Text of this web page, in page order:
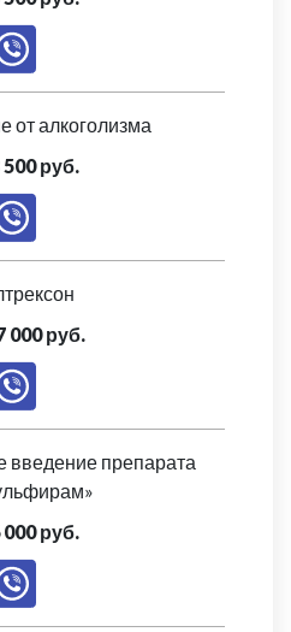
от алкоголизма
500 руб.
000 руб.
препарата
000 руб.